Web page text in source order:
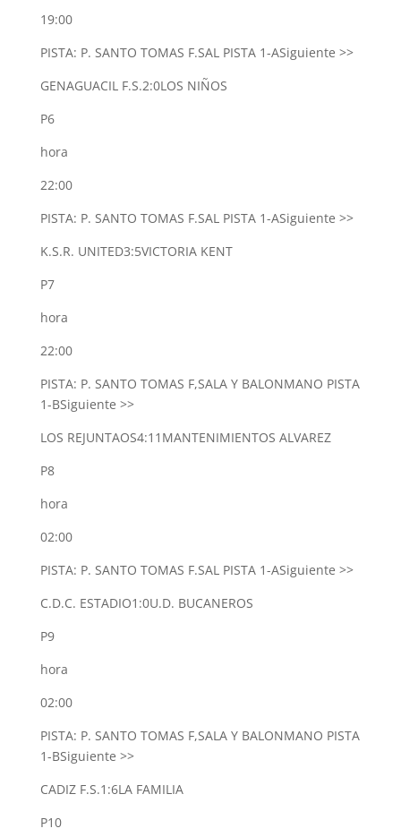
19:00
PISTA: P. SANTO TOMAS F.SAL PISTA 1-ASiguiente >>
GENAGUACIL F.S.2:0LOS NIÑOS
P6
hora
22:00
PISTA: P. SANTO TOMAS F.SAL PISTA 1-ASiguiente >>
K.S.R. UNITED3:5VICTORIA KENT
P7
hora
22:00
PISTA: P. SANTO TOMAS F,SALA Y BALONMANO PISTA
1-BSiguiente >>
LOS REJUNTAOS4:11 MANTENIMIENTOS ALVAREZ
P8
hora
02:00
PISTA: P. SANTO TOMAS F.SAL PISTA 1-ASiguiente >>
C.D.C. ESTADIO1:0U.D. BUCANEROS
P9
hora
02:00
PISTA: P. SANTO TOMAS F,SALA Y BALONMANO PISTA
1-BSiguiente >>
CADIZ F.S.1:6LA FAMILIA
P10